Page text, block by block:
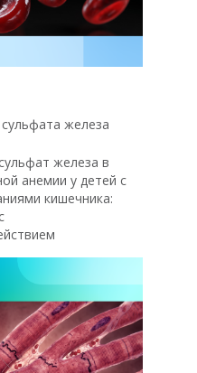
железа
железа в
анемии у детей с
кишечника: